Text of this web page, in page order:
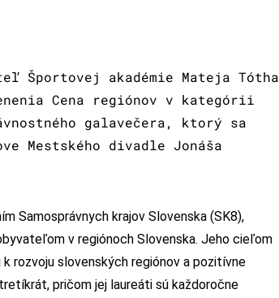
Športovej akadémie Mateja Tótha
Cena regiónov v kategórii
galavečera, ktorý sa
Mestského divadle Jonáša
Samosprávnych krajov Slovenska (SK8),
v regiónoch Slovenska. Jeho cieľom
rozvoju slovenských regiónov a pozitívne
pričom jej laureáti sú každoročne